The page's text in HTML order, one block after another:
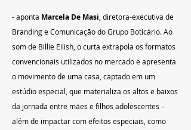
- aponta Marcela De Masi , diretora-executiva de
Branding e Comunicação do Grupo Boticário. Ao
som de Billie Eilish, o curta extrapola os formatos
convencionais utilizados no mercado e apresenta
o movimento de uma casa, captado em um
estúdio especial, que materializa os altos e baixos
da jornada entre mães e filhos adolescentes –
além de impactar com efeitos especiais, como